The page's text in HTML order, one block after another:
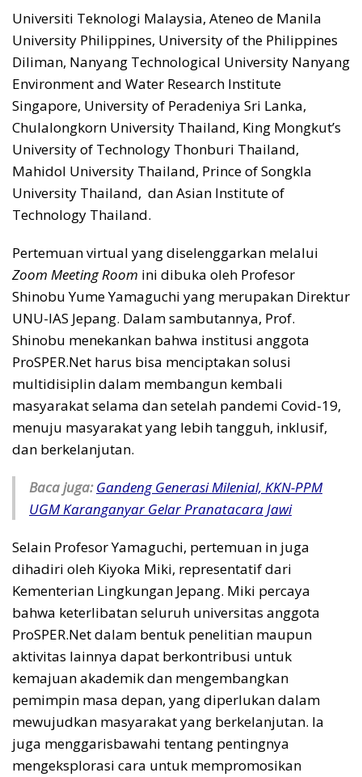
Universiti Teknologi Malaysia, Ateneo de Manila
University Philippines, University of the Philippines
Diliman, Nanyang Technological University Nanyang
Environment and Water Research Institute
Singapore, University of Peradeniya Sri Lanka,
Chulalongkorn University Thailand, King Mongkut’s
University of Technology Thonburi Thailand,
Mahidol University Thailand, Prince of Songkla
University Thailand, dan Asian Institute of
Technology Thailand.
Pertemuan virtual yang diselenggarkan melalui
Zoom Meeting Room ini dibuka oleh Profesor
Shinobu Yume Yamaguchi yang merupakan Direktur
UNU-IAS Jepang. Dalam sambutannya, Prof.
Shinobu menekankan bahwa institusi anggota
ProSPER.Net harus bisa menciptakan solusi
multidisiplin dalam membangun kembali
masyarakat selama dan setelah pandemi Covid-19,
menuju masyarakat yang lebih tangguh, inklusif,
dan berkelanjutan.
Baca juga: Gandeng Generasi Milenial, KKN-PPM
UGM Karanganyar Gelar Pranatacara Jawi
Selain Profesor Yamaguchi, pertemuan in juga
dihadiri oleh Kiyoka Miki, representatif dari
Kementerian Lingkungan Jepang. Miki percaya
bahwa keterlibatan seluruh universitas anggota
ProSPER.Net dalam bentuk penelitian maupun
aktivitas lainnya dapat berkontribusi untuk
kemajuan akademik dan mengembangkan
pemimpin masa depan, yang diperlukan dalam
mewujudkan masyarakat yang berkelanjutan. Ia
juga menggarisbawahi tentang pentingnya
mengeksplorasi cara untuk mempromosikan